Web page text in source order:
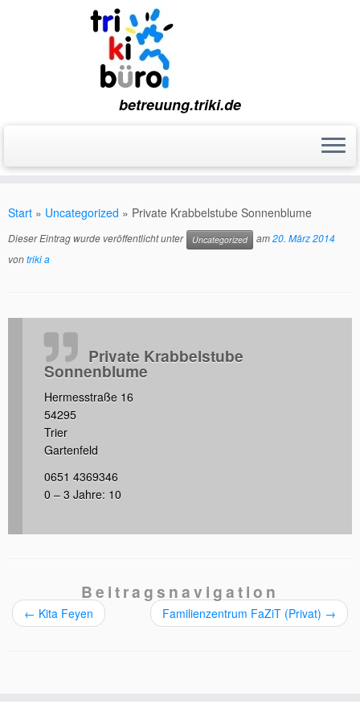
Inhalt
betreuung.triki.de
Start » Uncategorized » Private Krabbelstube Sonnenblume
Dieser Eintrag wurde veröffentlicht unter Uncategorized am20. März 2014
vontriki a
Private Krabbelstube
Sonnenblume
Hermesstraße 16
54295
Trier
Gartenfeld
0651 4369346
0 – 3 Jahre: 10
Beitragsnavigation
← Kita Feyen Familienzentrum FaZiT (Privat) →